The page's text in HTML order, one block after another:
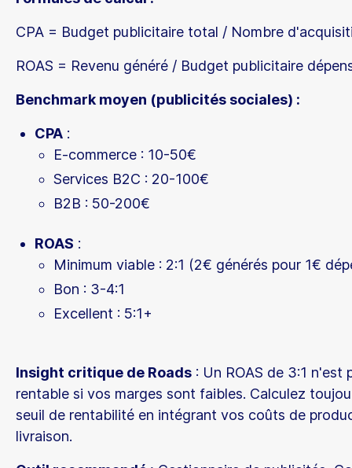
CPA = Budget publicitaire total / Nombre
ROAS = Revenu généré / Budget publicitaire
Benchmark moyen (publicités sociales) :
CPA :
E-commerce : 10-50€
Services B2C : 20-100€
B2B : 50-200€
ROAS :
Minimum viable : 2:1 (2€ générés pour 1€
Bon : 3-4:1
Excellent : 5:1+
Insight critique de Roads : Un ROAS de 3:1 n'est
rentable si vos marges sont faibles. Calculez
seuil de rentabilité en intégrant vos coûts de
livraison.